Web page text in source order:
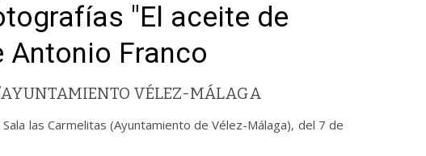
"El aceite de
Antonio Franco
VÉLEZ-MÁLAGA
las Carmelitas (Ayuntamiento de Vélez-Málaga), del 7 de